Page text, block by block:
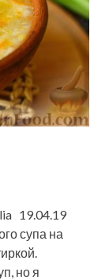
19.04.19
супа на
но я